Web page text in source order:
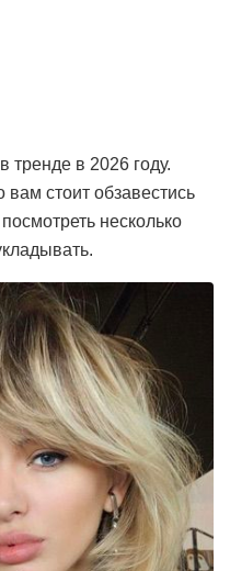
тренде в 2026 году.
вам стоит обзавестись
несколько